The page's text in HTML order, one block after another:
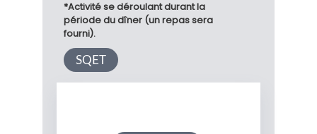
*Activité se déroulant durant la
période du dîner (un repas sera
fourni).
SQET